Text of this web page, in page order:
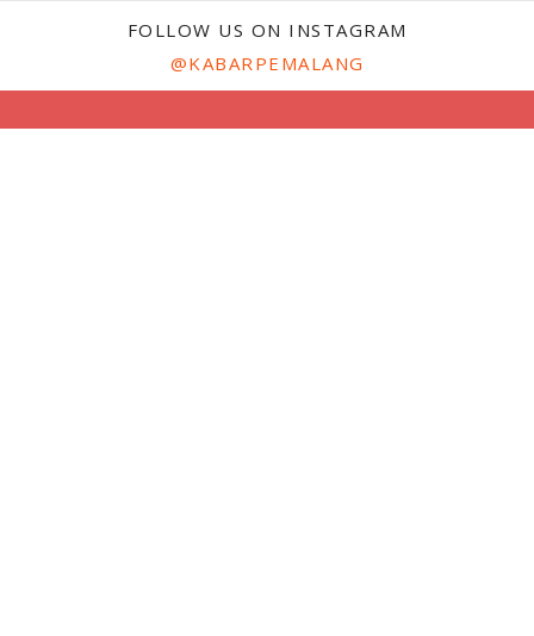
FOLLOW US ON INSTAGRAM
@KABARPEMALANG